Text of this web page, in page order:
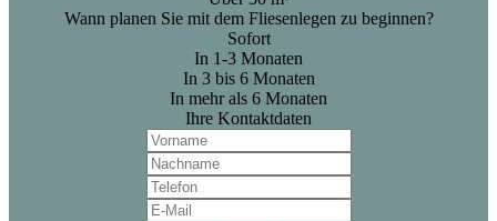
Wann planen Sie mit dem Fliesenlegen zu beginnen?
Sofort
In 1-3 Monaten
In 3 bis 6 Monaten
In mehr als 6 Monaten
Ihre Kontaktdaten